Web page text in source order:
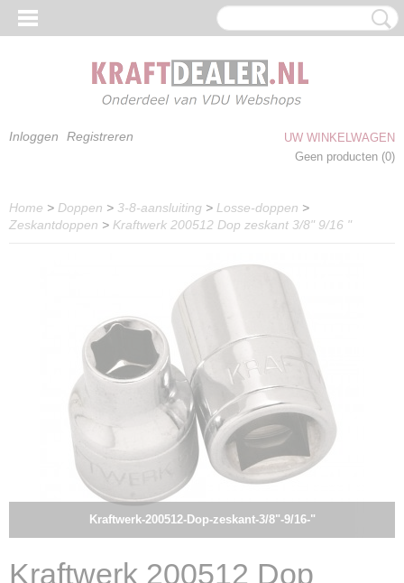
Inloggen Registreren
UW WINKELWAGEN
Geen producten (0)
Home > Doppen > 3-8-aansluiting > Losse-doppen >
Zeskantdoppen > Kraftwerk 200512 Dop zeskant 3/8" 9/16 "
Kraftwerk-200512-Dop-zeskant-3/8"-9/16-"
Kraftwerk 200512 Dop